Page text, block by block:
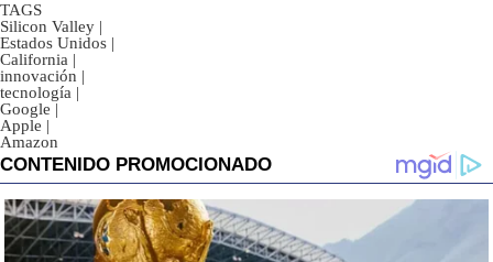
TAGS
Silicon Valley |
Estados Unidos |
California |
innovación |
tecnología |
Google |
Apple |
Amazon